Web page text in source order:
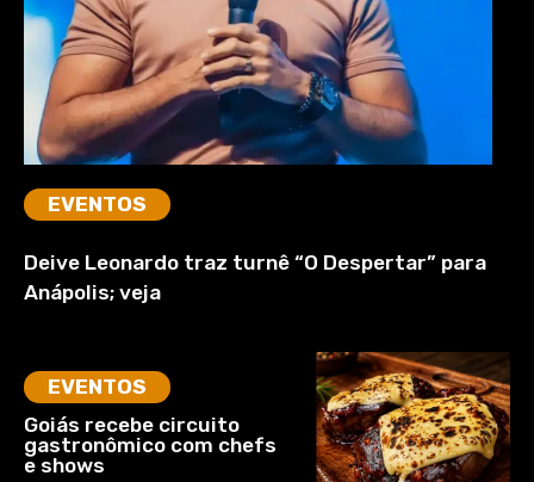
EVENTOS
Deive Leonardo traz turnê “O Despertar” para
Anápolis; veja
EVENTOS
Goiás recebe circuito
gastronômico com chefs
e shows